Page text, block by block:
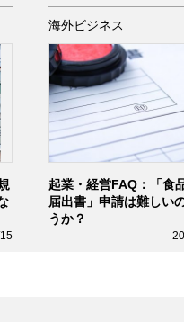
海外ビジネス
起業・経営FAQ：「食
届出書」申請は難しい
うか？